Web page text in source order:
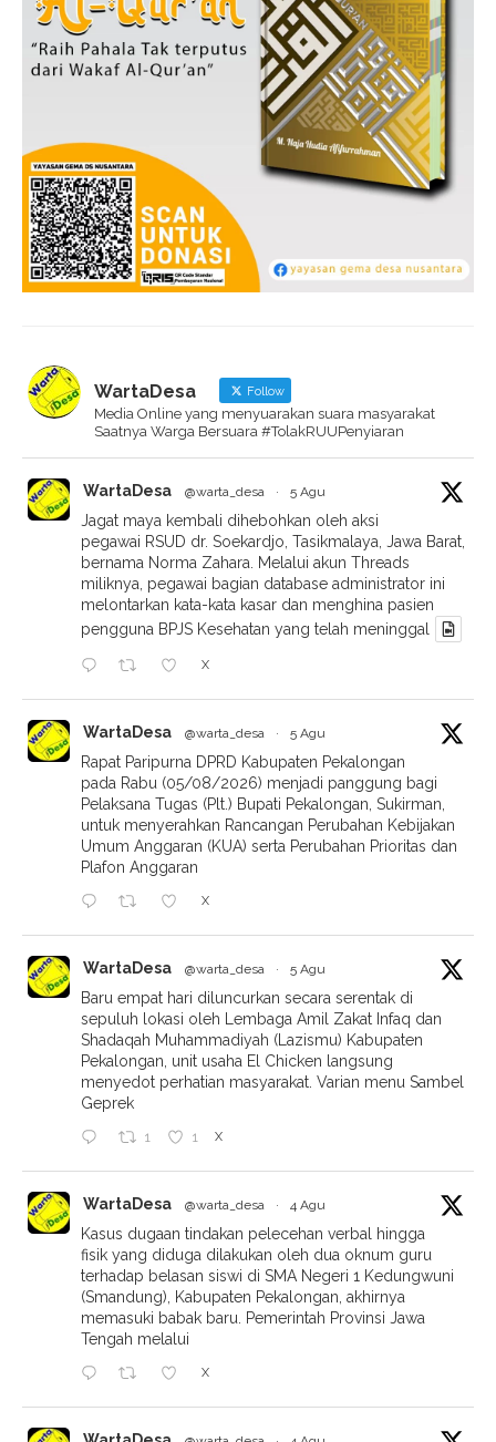
WartaDesa Follow
Media Online yang menyuarakan suara masyarakat
Saatnya Warga Bersuara #TolakRUUPenyiaran
WartaDesa @warta_desa · 5 Agu
Jagat maya kembali dihebohkan oleh aksi
pegawai RSUD dr. Soekardjo, Tasikmalaya, Jawa Barat,
bernama Norma Zahara. Melalui akun Threads
miliknya, pegawai bagian database administrator ini
melontarkan kata-kata kasar dan menghina pasien
pengguna BPJS Kesehatan yang telah meninggal
X
WartaDesa @warta_desa · 5 Agu
Rapat Paripurna DPRD Kabupaten Pekalongan
pada Rabu (05/08/2026) menjadi panggung bagi
Pelaksana Tugas (Plt.) Bupati Pekalongan, Sukirman,
untuk menyerahkan Rancangan Perubahan Kebijakan
Umum Anggaran (KUA) serta Perubahan Prioritas dan
Plafon Anggaran
X
WartaDesa @warta_desa · 5 Agu
Baru empat hari diluncurkan secara serentak di
sepuluh lokasi oleh Lembaga Amil Zakat Infaq dan
Shadaqah Muhammadiyah (Lazismu) Kabupaten
Pekalongan, unit usaha El Chicken langsung
menyedot perhatian masyarakat. Varian menu Sambel
Geprek
1 1 X
WartaDesa @warta_desa · 4 Agu
Kasus dugaan tindakan pelecehan verbal hingga
fisik yang diduga dilakukan oleh dua oknum guru
terhadap belasan siswi di SMA Negeri 1 Kedungwuni
(Smandung), Kabupaten Pekalongan, akhirnya
memasuki babak baru. Pemerintah Provinsi Jawa
Tengah melalui
X